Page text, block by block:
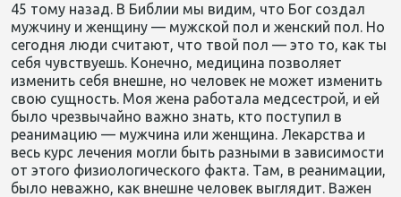
45 тому назад. В Библии мы видим, что Бог создал
мужчину и женщину — мужской пол и женский пол. Но
сегодня люди считают, что твой пол — это то, как ты
себя чувствуешь. Конечно, медицина позволяет
изменить себя внешне, но человек не может изменить
свою сущность. Моя жена работала медсестрой, и ей
было чрезвычайно важно знать, кто поступил в
реанимацию — мужчина или женщина. Лекарства и
весь курс лечения могли быть разными в зависимости
от этого физиологического факта. Там, в реанимации,
было неважно, как внешне человек выглядит. Важен